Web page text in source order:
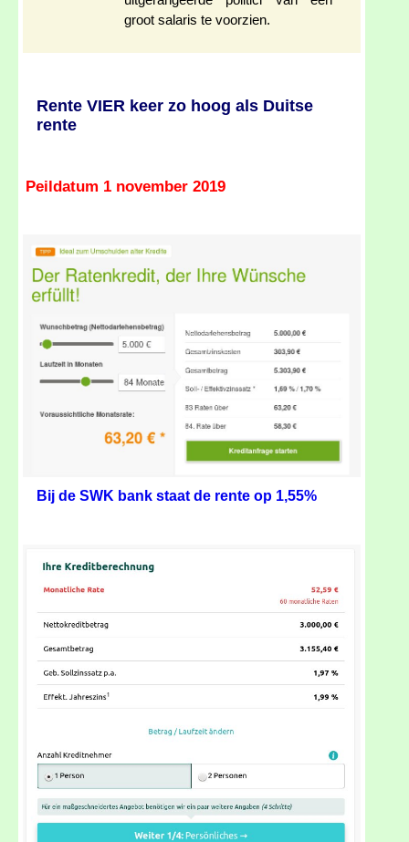
groot salaris te voorzien.
Rente VIER keer zo hoog als Duitse
rente
Peildatum 1 november 2019
Bij de SWK bank staat de rente op 1,55%